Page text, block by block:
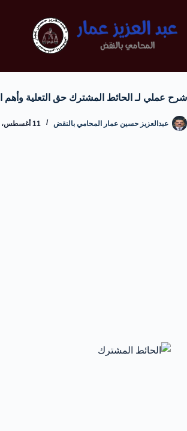
شرح عملي لـ الحائط المشترك حق التعلية وأهم
عبدالعزيز حسين عمار المحامي بالنقض 11 أغسطس، 2022